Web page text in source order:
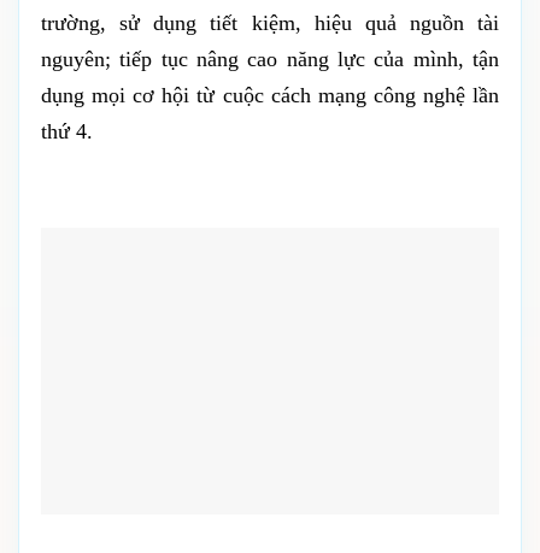
trường, sử dụng tiết kiệm, hiệu quả nguồn tài
nguyên; tiếp tục nâng cao năng lực của mình, tận
dụng mọi cơ hội từ cuộc cách mạng công nghệ lần
thứ 4.